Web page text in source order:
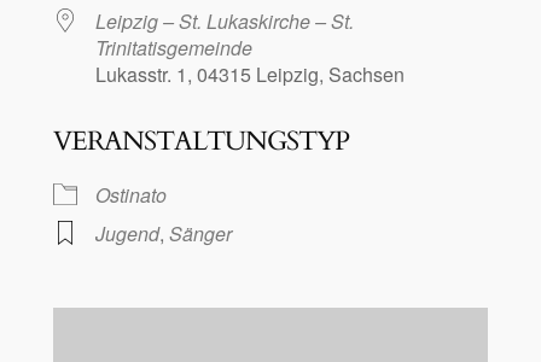
Leipzig – St. Lukaskirche – St.
Trinitatisgemeinde
Lukasstr. 1, 04315 Leipzig, Sachsen
VERANSTALTUNGSTYP
Ostinato
Jugend, Sänger